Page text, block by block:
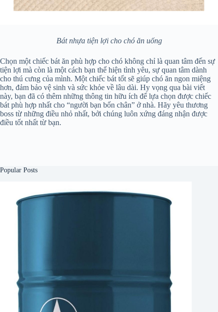
Bát nhựa tiện lợi cho chó ăn uống
Chọn một chiếc bát ăn phù hợp cho chó không chỉ là quan tâm đến sự
tiện lợi mà còn là một cách bạn thể hiện tình yêu, sự quan tâm dành
cho thú cưng của mình. Một chiếc bát tốt sẽ giúp chó ăn ngon miệng
hơn, đảm bảo vệ sinh và sức khỏe về lâu dài. Hy vọng qua bài viết
này, bạn đã có thêm những thông tin hữu ích để lựa chọn được chiếc
bát phù hợp nhất cho “người bạn bốn chân” ở nhà. Hãy yêu thương
boss từ những điều nhỏ nhất, bởi chúng luôn xứng đáng nhận được
điều tốt nhất từ bạn.
Popular Posts